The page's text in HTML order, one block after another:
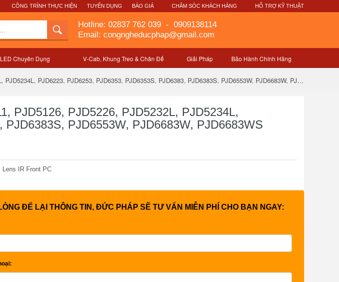
CÔNG TRÌNH THỰC HIỆN TUYỂN DỤNG BÁO GIÁ CHĂM SÓC KHÁCH HÀNG HỖ TRỢ KỸ THUẬT
Hotline: 02837 762 039 - 0909138114
Email: congngheducphap@gmail.com
Mô tả sản phẩm
Chuyên Dụng V-Cab, Khung Treo & Chân Đế Giải Pháp Bảo Hành Chính Hãng
Lens Cover C-00010997 For ViewSonic 4B.0U006.011, PJD5126, PJD5226, PJD5232L, PJD5234L, PJD6223, PJD6253, PJD6353, PJD6353S, PJD6383, PJD6383S, PJD6553W, PJD6683W, PJD6683WS
PJD5126, PJD5226, PJD5232L, PJD5234L,
PJD6553W, PJD6683W, PJD6683WS
Lens IR Front PC
ĐỂ LẠI THÔNG TIN, ĐỨC PHÁP SẼ TƯ VẤN MIỄN PHÍ CHO BẠN NGAY: